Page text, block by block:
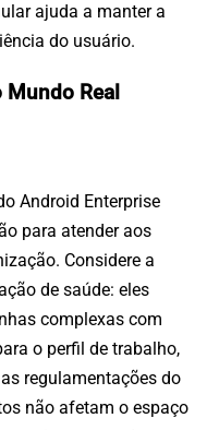
ajuda a manter a
do usuário.
Real
Android Enterprise
para atender aos
Considere a
de saúde: eles
complexas com
o perfil de trabalho,
regulamentações do
não afetam o espaço